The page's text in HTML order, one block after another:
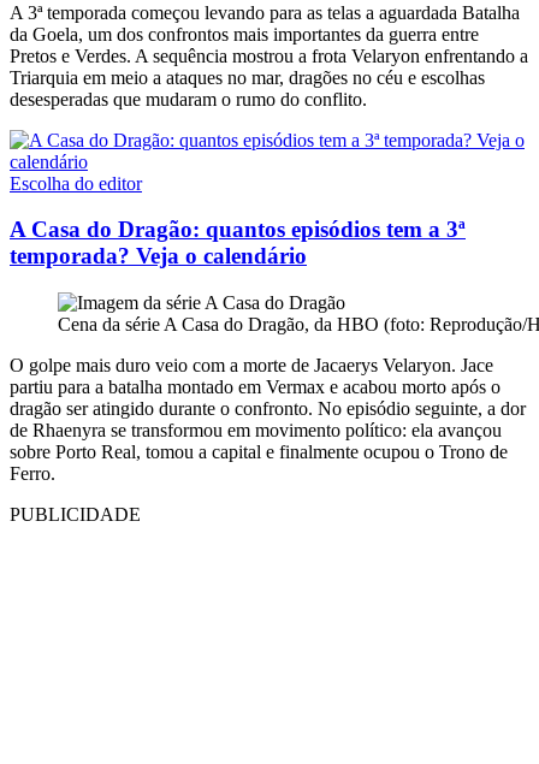
A 3ª temporada começou levando para as telas a aguardada Batalha
da Goela, um dos confrontos mais importantes da guerra entre
Pretos e Verdes. A sequência mostrou a frota Velaryon enfrentando a
Triarquia em meio a ataques no mar, dragões no céu e escolhas
desesperadas que mudaram o rumo do conflito.
Escolha do editor
A Casa do Dragão: quantos episódios tem a 3ª
temporada? Veja o calendário
Cena da série A Casa do Dragão, da HBO (foto: Reprodução/
O golpe mais duro veio com a morte de Jacaerys Velaryon. Jace
partiu para a batalha montado em Vermax e acabou morto após o
dragão ser atingido durante o confronto. No episódio seguinte, a dor
de Rhaenyra se transformou em movimento político: ela avançou
sobre Porto Real, tomou a capital e finalmente ocupou o Trono de
Ferro.
PUBLICIDADE